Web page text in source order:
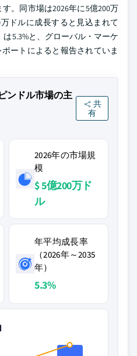
。同市場は2026年に5億200万
万ドルに成長すると見込まれて
は5.3%と、グローバル・マーケ
ートによると報告されていま
ンドル市場の主
共
有
2026年の市場規
模
$ 5億200万ド
ル
年平均成長率
（2026年～2035
年）
5.3%